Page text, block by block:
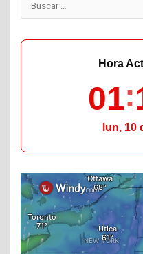
Hora
01
lun, 10